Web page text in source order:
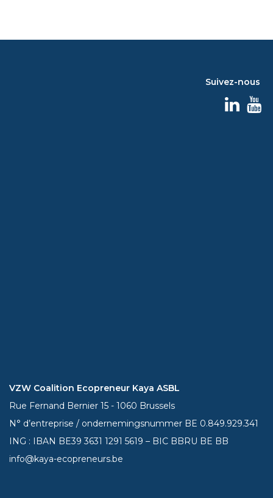
Suivez-nous
VZW Coalition Ecopreneur Kaya ASBL
Rue Fernand Bernier 15 - 1060 Brussels
N° d’entreprise / ondernemingsnummer BE 0.849.929.341
ING : IBAN BE393631 1291 5619 – BIC BBRU BE BB
info@kaya-ecopreneurs.be